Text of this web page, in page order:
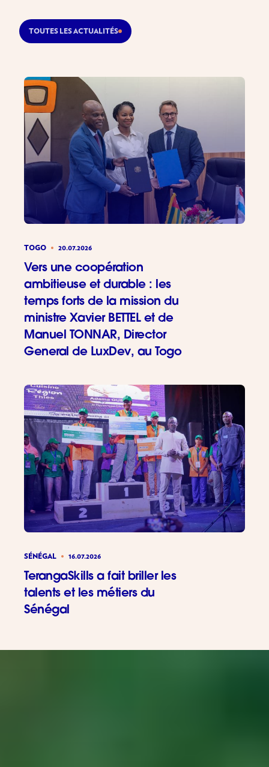
TOUTES LES ACTUALITÉS
TOGO 20.07.2026
Vers une coopération
ambitieuse et durable : les
temps forts de la mission du
ministre Xavier BETTEL et de
Manuel TONNAR, Director
General de LuxDev, au Togo
SÉNÉGAL 16.07.2026
TerangaSkills a fait briller les
talents et les métiers du
Sénégal